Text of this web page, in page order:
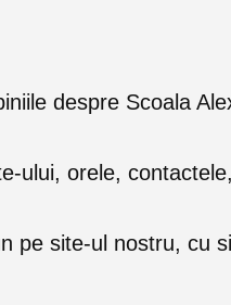
despre Scoala
ului, orele,
pe site-ul nostru, cu